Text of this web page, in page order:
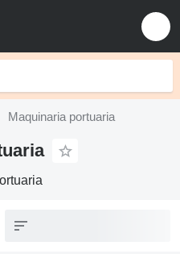
Maquinaria portuaria